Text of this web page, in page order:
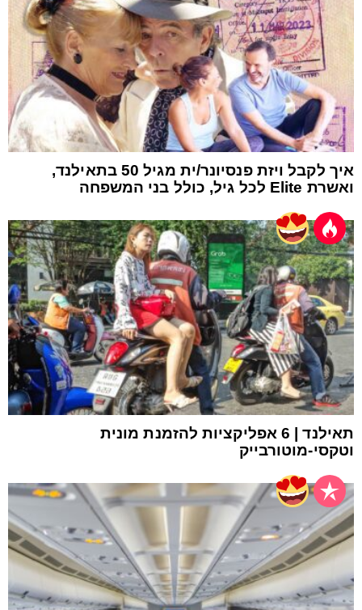
איך לקבל ויזת פנסיונר/ית מגיל 50 בתאילנד,
ואשרת Elite לכל גיל, כולל בני המשפחה
תאילנד | 6 אפליקציות להזמנת מונית
וטקסי-מוטורבייק